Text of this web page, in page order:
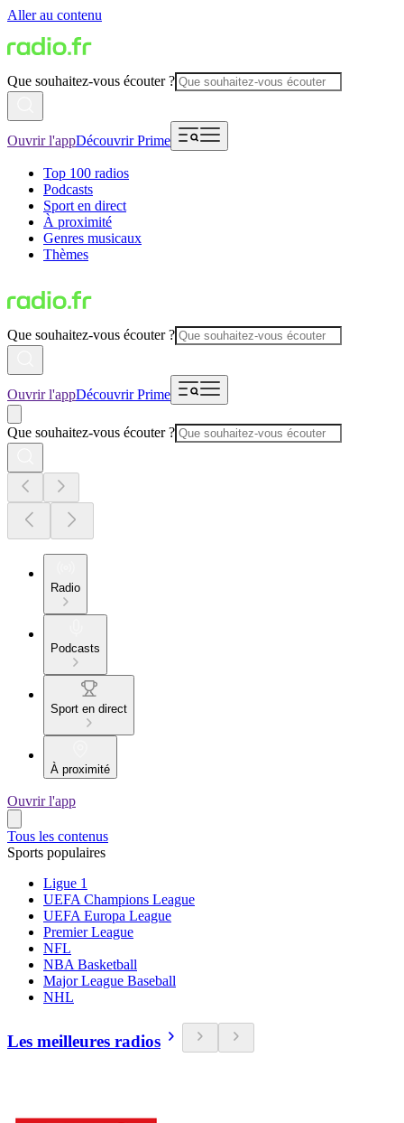
Aller au contenu
Que souhaitez-vous écouter ?
Ouvrir l'appDécouvrir Prime
Top 100 radios
Podcasts
Sport en direct
À proximité
Genres musicaux
Thèmes
Que souhaitez-vous écouter ?
Ouvrir l'appDécouvrir Prime
Que souhaitez-vous écouter ?
Radio
Podcasts
Sport en direct
À proximité
Ouvrir l'app
Tous les contenus
Sports populaires
Ligue 1
UEFA Champions League
UEFA Europa League
Premier League
NFL
NBA Basketball
Major League Baseball
NHL
Les meilleures radios